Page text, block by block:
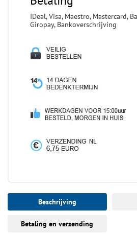
IDeal, Visa, Maestro, Mastercard,
Giropay, Bankoverschrijving
Beschrijving
Betaling en verzending